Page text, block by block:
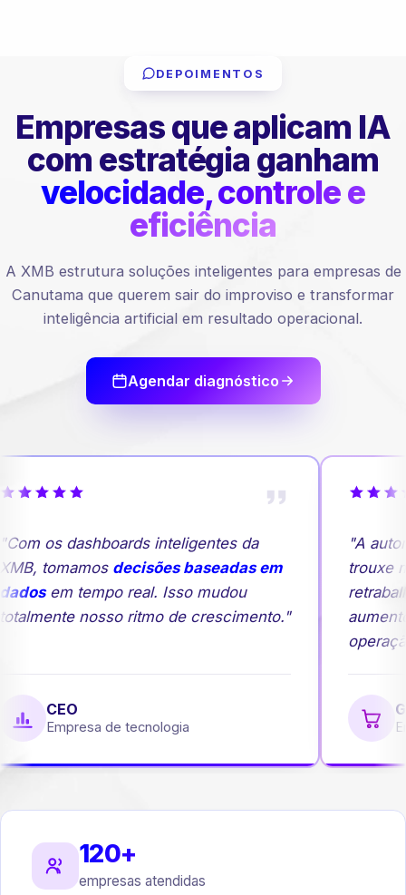
DEPOIMENTOS
Empresas que aplicam IA
com estratégia ganham
velocidade, controle e
eficiência
A XMB estrutura soluções inteligentes para empresas de
Canutama que querem sair do improviso e transformar
inteligência artificial em resultado operacional.
Agendar diagnóstico
os dashboards inteligentes da
tomamosdecisões baseadas em
em tempo real. Isso mudou
nosso ritmo de crescimento."
CEO
Empresa de tecnologia
"A
trouxe
120+
empresas atendidas